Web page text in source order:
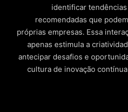
identificar
recomendadas que
próprias empresas. Essa
apenas estimula a
antecipar desafios e
cultura de inovação